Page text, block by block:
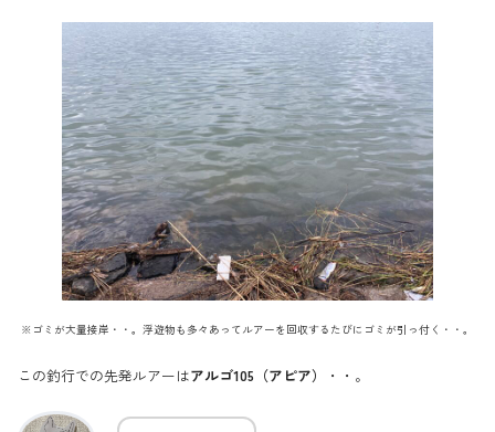
※ゴミが大量接岸・・。浮遊物も多々あってルアーを回収するたびにゴミが引っ付く・・。
この釣行での先発ルアーはアルゴ105（アピア） ・・。